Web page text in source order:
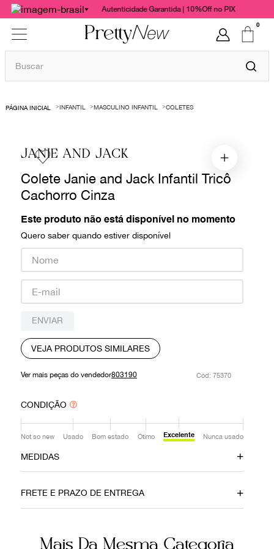
Autenticidade Garantida | 10%Off no PIX
0
Buscar
INFANTIL MASCULINO INFANTIL COLETES
JANIE AND JACK
Colete Janie and Jack Infantil Tricô
Cachorro Cinza
Este produto não está disponível no momento
Quero saber quando estiver disponível
ENVIAR
VEJA PRODUTOS SIMILARES
Ver mais peças do vendedor803190 : 75370
CONDIÇÃO
Not so new Usado Bom estado Ótimo Excelente Nunca usado
MEDIDAS
47 cm 34 cm
FRETE E PRAZO DE ENTREGA
Mais Da Mesma Categoria
1º
bolsas
chanel
vestido
gucci
valentino
paula raia
burberry
prada
louis vuitton